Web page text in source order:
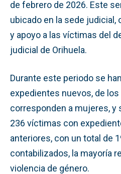
de febrero de 2026. Este
ubicado en la sede
y apoyo a las víctimas del
judicial de Orihuela.
Durante este periodo se
expedientes nuevos, de
corresponden a mujeres, y
236 víctimas con
anteriores, con un total de
contabilizados, la mayoría
violencia de género.